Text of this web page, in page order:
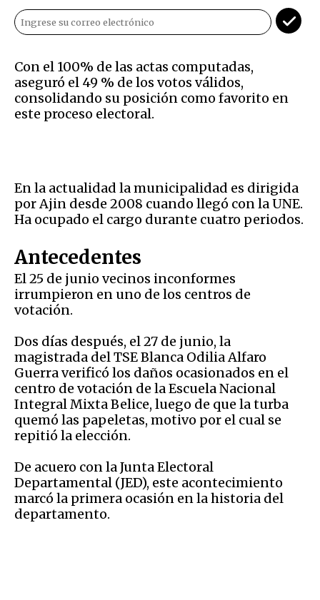
Con el 100% de las actas computadas,
aseguró el 49 % de los votos válidos,
consolidando su posición como favorito en
este proceso electoral.
En la actualidad la municipalidad es dirigida
por Ajin desde 2008 cuando llegó con la UNE.
Ha ocupado el cargo durante cuatro periodos.
Antecedentes
El 25 de junio vecinos inconformes
irrumpieron en uno de los centros de
votación.
Dos días después, el 27 de junio, la
magistrada del TSE Blanca Odilia Alfaro
Guerra verificó los daños ocasionados en el
centro de votación de la Escuela Nacional
Integral Mixta Belice, luego de que la turba
quemó las papeletas, motivo por el cual se
repitió la elección.
De acuero con la Junta Electoral
Departamental (JED), este acontecimiento
marcó la primera ocasión en la historia del
departamento.